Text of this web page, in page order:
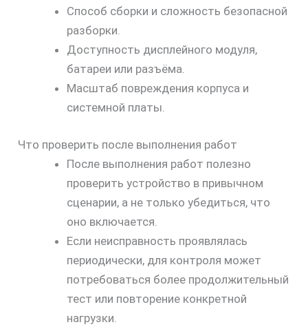
Способ сборки и сложность безопасной
разборки.
Доступность дисплейного модуля,
батареи или разъёма.
Масштаб повреждения корпуса и
системной платы.
Что проверить после выполнения работ
После выполнения работ полезно
проверить устройство в привычном
сценарии, а не только убедиться, что
оно включается.
Если неисправность проявлялась
периодически, для контроля может
потребоваться более продолжительный
тест или повторение конкретной
нагрузки.